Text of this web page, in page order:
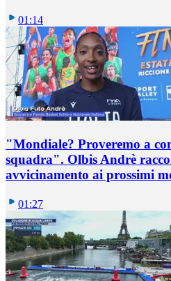
01:14
"Mondiale? Proveremo a
squadra". Olbis Andrè
avvicinamento ai prossimi
01:27